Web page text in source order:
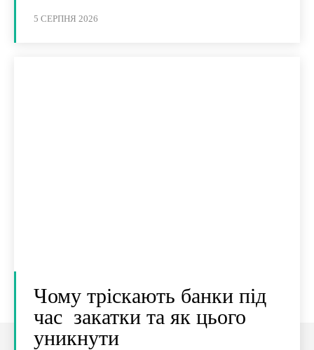
5 СЕРПНЯ 2026
Чому тріскають банки під
час закатки та як цього
уникнути